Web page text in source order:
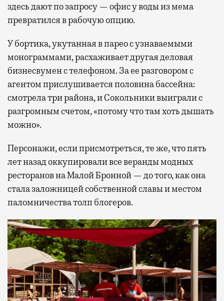
здесь дают по запросу — офис у воды из мема
превратился в рабочую опцию.
У бортика, укутанная в парео с узнаваемыми
монограммами, расхаживает другая деловая
бизнесвумен с телефоном. За ее разговором с
агентом прислушивается половина бассейна:
смотрела три района, и Сокольники выиграли с
разгромным счетом, «потому что там хоть дышать
можно».
Персонажи, если присмотреться, те же, что пять
лет назад оккупировали все веранды модных
ресторанов на Малой Бронной — до того, как она
стала заложницей собственной славы и местом
паломничества толп блогеров.